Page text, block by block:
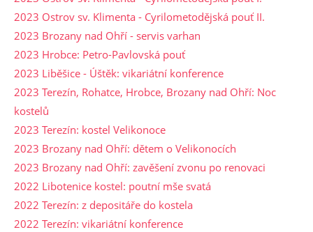
2023 Ostrov sv. Klimenta - Cyrilometodějská pouť II.
2023 Brozany nad Ohří - servis varhan
2023 Hrobce: Petro-Pavlovská pouť
2023 Liběšice - Úštěk: vikariátní konference
2023 Terezín, Rohatce, Hrobce, Brozany nad Ohří: Noc
kostelů
2023 Terezín: kostel Velikonoce
2023 Brozany nad Ohří: dětem o Velikonocích
2023 Brozany nad Ohří: zavěšení zvonu po renovaci
2022 Libotenice kostel: poutní mše svatá
2022 Terezín: z depositáře do kostela
2022 Terezín: vikariátní konference